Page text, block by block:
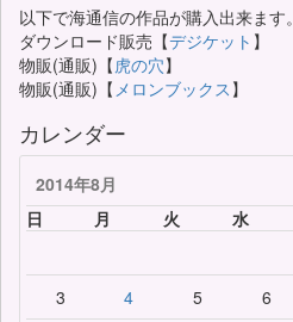
以下で海通信の作品が購入出来ます。
ダウンロード販売【デジケット 】
物販(通販)【虎の穴】
物販(通販)【 メロンブックス 】
カレンダー
2014年8月
日
月 火 水
3
4 5 6